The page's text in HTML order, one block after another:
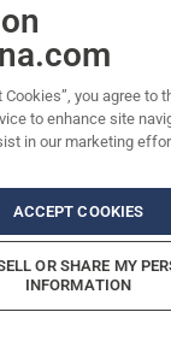
Alle rechten
zijn
beschikbaar is voor
Report Suspected
Cookies”, you agree to
to enhance site
in our marketing
ACCEPT COOKIES
OR SHARE MY
INFORMATION